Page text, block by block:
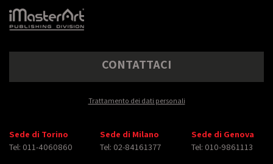
CONTATTACI
Trattamento dei dati personali
Sede di Torino
Tel: 011-4060860
Sede di Milano
Tel: 02-84161377
Sede di Genova
Tel: 010-9861113